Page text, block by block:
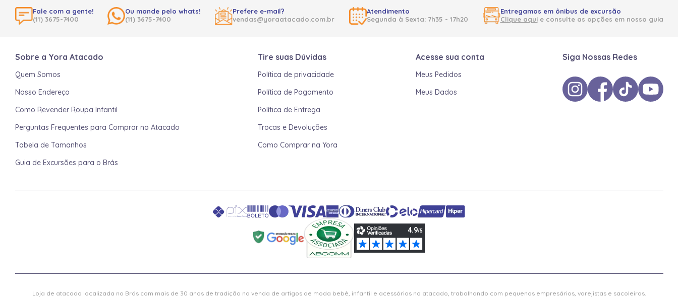
Fale com a gente!
(11) 3675-7400
Ou mande pelo whats!
(11) 3675-7400
Prefere e-mail?
vendas@yoraatacado.com.br
Atendimento
Segunda à Sexta: 7h35 - 17h20
Entregamos em ônibus de excursão
Clique aquie consulte as opções em nosso guia
Sobre a Yora Atacado
Quem Somos
Nosso Endereço
Como Revender Roupa Infantil
Perguntas Frequentes para Comprar no Atacado
Tabela de Tamanhos
Guia de Excursões para o Brás
Tire suas Dúvidas
Política de privacidade
Política de Pagamento
Política de Entrega
Trocas e Devoluções
Como Comprar na Yora
Acesse sua conta
Meus Pedidos
Meus Dados
Siga Nossas Redes
Loja de atacado localizada no Brás com mais de 30 anos de tradição na venda de artigos de moda bebê, infantil e acessórios no atacado, trabalhando com pequenos empresários, varejistas e sacoleiras.